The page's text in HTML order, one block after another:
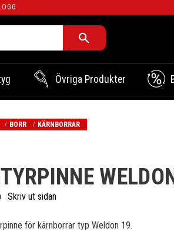
Övriga Produkter
BORR KÄRNBORRAR
Skriv ut sidan
för kärnborrar typ Weldon 19.